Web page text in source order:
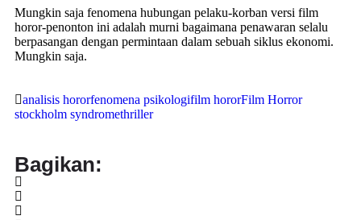
Mungkin saja fenomena hubungan pelaku-korban versi film
horor-penonton ini adalah murni bagaimana penawaran selalu
berpasangan dengan permintaan dalam sebuah siklus ekonomi.
Mungkin saja.
analisis hororfenomena psikologifilm hororFilm Horror
stockholm syndromethriller
Bagikan: